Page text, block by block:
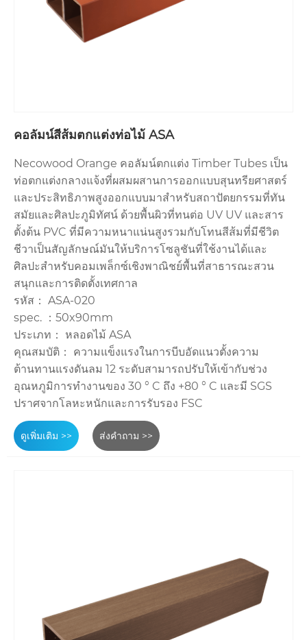
คอลัมน์สีส้มตกแต่งท่อไม้ ASA
Necowood Orange คอลัมน์ตกแต่ง Timber Tubes เป็น
ท่อตกแต่งกลางแจ้งที่ผสมผสานการออกแบบสุนทรียศาสตร์
และประสิทธิภาพสูงออกแบบมาสำหรับสถาปัตยกรรมที่ทัน
สมัยและศิลปะภูมิทัศน์ ด้วยพื้นผิวที่ทนต่อ UV UV และสาร
ตั้งต้น PVC ที่มีความหนาแน่นสูงรวมกับโทนสีส้มที่มีชีวิต
ชีวาเป็นสัญลักษณ์มันให้บริการโซลูชันที่ใช้งานได้และ
ศิลปะสำหรับคอมเพล็กซ์เชิงพาณิชย์พื้นที่สาธารณะสวน
สนุกและการติดตั้งเทศกาล
รหัส： ASA-020
spec. ：50x90mm
ประเภท： หลอดไม้ ASA
คุณสมบัติ： ความแข็งแรงในการบีบอัดแนวตั้งความ
ต้านทานแรงดันลม 12 ระดับสามารถปรับให้เข้ากับช่วง
อุณหภูมิการทำงานของ 30 ° C ถึง +80 ° C และมี SGS
ปราศจากโลหะหนักและการรับรอง FSC
ดูเพิ่มเติม >> ส่งคำถาม >>